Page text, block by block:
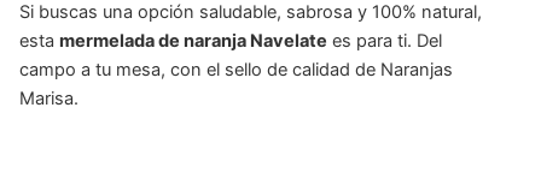
Si buscas una opción saludable, sabrosa y 100% natural,
esta mermelada de naranja Navelate es para ti. Del
campo a tu mesa, con el sello de calidad de Naranjas
Marisa.